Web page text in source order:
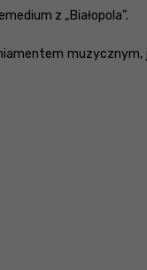
z „Białopola”.
muzycznym,